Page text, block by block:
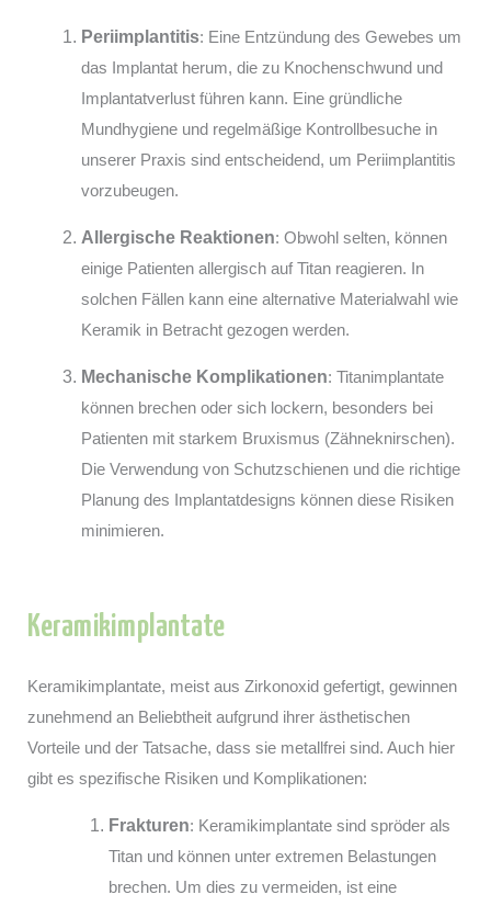
Periimplantitis: Eine Entzündung des Gewebes um
das Implantat herum, die zu Knochenschwund und
Implantatverlust führen kann. Eine gründliche
Mundhygiene und regelmäßige Kontrollbesuche in
unserer Praxis sind entscheidend, um Periimplantitis
vorzubeugen.
Allergische Reaktionen: Obwohl selten, können
einige Patienten allergisch auf Titan reagieren. In
solchen Fällen kann eine alternative Materialwahl wie
Keramik in Betracht gezogen werden.
Mechanische Komplikationen: Titanimplantate
können brechen oder sich lockern, besonders bei
Patienten mit starkem Bruxismus (Zähneknirschen).
Die Verwendung von Schutzschienen und die richtige
Planung des Implantatdesigns können diese Risiken
minimieren.
Keramikimplantate
Keramikimplantate, meist aus Zirkonoxid gefertigt, gewinnen
zunehmend an Beliebtheit aufgrund ihrer ästhetischen
Vorteile und der Tatsache, dass sie metallfrei sind. Auch hier
gibt es spezifische Risiken und Komplikationen:
Frakturen: Keramikimplantate sind spröder als
Titan und können unter extremen Belastungen
brechen. Um dies zu vermeiden, ist eine